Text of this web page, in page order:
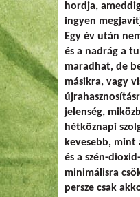
hordja,
ingyen
Egy év után
és a nadrág a
maradhat, de
másikra, vagy
jelenség,
hétköznapi
kevesebb, mint
és a szén-
minimálisra
persze csak